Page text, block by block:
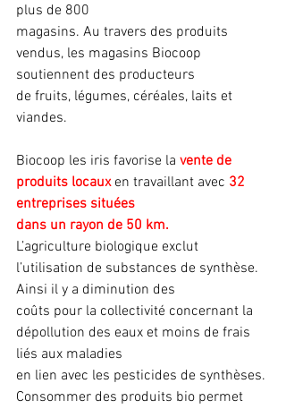
plus de 800
magasins. Au travers des produits
vendus, les magasins Biocoop
soutiennent des producteurs
de fruits, légumes, céréales, laits et
viandes.
Biocoop les iris favorise la vente de
produits locaux en travaillant avec 32
entreprises situées
dans un rayon de 50 km.
L’agriculture biologique exclut
l’utilisation de substances de synthèse.
Ainsi il y a diminution des
coûts pour la collectivité concernant la
dépollution des eaux et moins de frais
liés aux maladies
en lien avec les pesticides de synthèses.
Consommer des produits bio permet